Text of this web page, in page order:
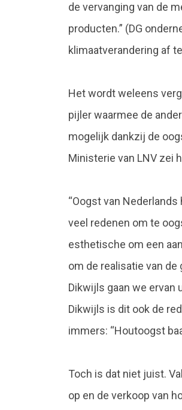
de vervanging van de
producten.” (DG
klimaatverandering af
Het wordt weleens
pijler waarmee de
mogelijk dankzij de
Ministerie van LNV zei
“Oogst van
veel redenen om te
esthetische om een
om de realisatie van
Dikwijls gaan we ervan
Dikwijls is dit ook de
immers: “Houtoogst
Toch is dat niet juist.
op en de verkoop van